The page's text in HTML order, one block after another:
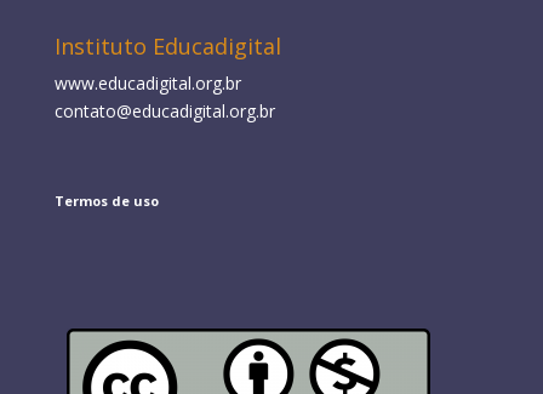
Instituto Educadigital
www.educadigital.org.br
contato@educadigital.org.br
Termos de uso